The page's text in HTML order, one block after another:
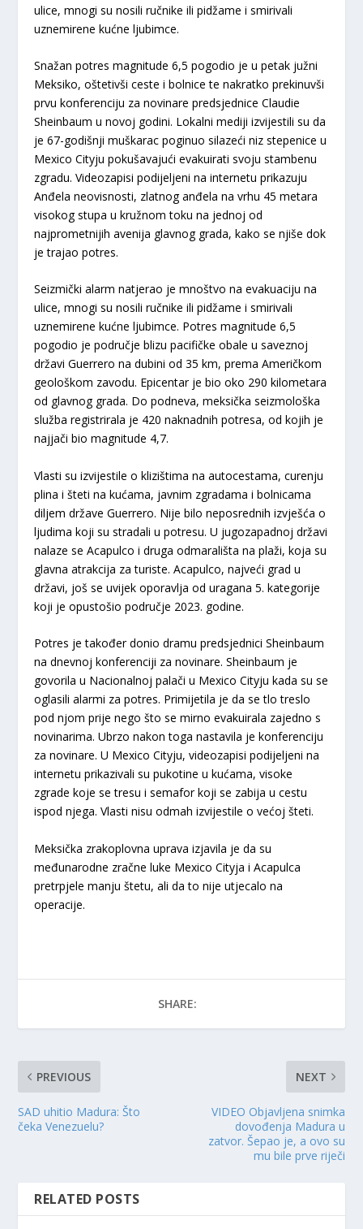
ulice, mnogi su nosili ručnike ili pidžame i smirivali
uznemirene kućne ljubimce.
Snažan potres magnitude 6,5 pogodio je u petak južni
Meksiko, oštetivši ceste i bolnice te nakratko prekinuvši
prvu konferenciju za novinare predsjednice Claudie
Sheinbaum u novoj godini. Lokalni mediji izvijestili su da
je 67-godišnji muškarac poginuo silazeći niz stepenice u
Mexico Cityju pokušavajući evakuirati svoju stambenu
zgradu. Videozapisi podijeljeni na internetu prikazuju
Anđela neovisnosti, zlatnog anđela na vrhu 45 metara
visokog stupa u kružnom toku na jednoj od
najprometnijih avenija glavnog grada, kako se njiše dok
je trajao potres.
Seizmički alarm natjerao je mnoštvo na evakuaciju na
ulice, mnogi su nosili ručnike ili pidžame i smirivali
uznemirene kućne ljubimce. Potres magnitude 6,5
pogodio je područje blizu pacifičke obale u saveznoj
državi Guerrero na dubini od 35 km, prema Američkom
geološkom zavodu. Epicentar je bio oko 290 kilometara
od glavnog grada. Do podneva, meksička seizmološka
služba registrirala je 420 naknadnih potresa, od kojih je
najjači bio magnitude 4,7.
Vlasti su izvijestile o klizištima na autocestama, curenju
plina i šteti na kućama, javnim zgradama i bolnicama
diljem države Guerrero. Nije bilo neposrednih izvješća o
ljudima koji su stradali u potresu. U jugozapadnoj državi
nalaze se Acapulco i druga odmarališta na plaži, koja su
glavna atrakcija za turiste. Acapulco, najveći grad u
državi, još se uvijek oporavlja od uragana 5. kategorije
koji je opustošio područje 2023. godine.
Potres je također donio dramu predsjednici Sheinbaum
na dnevnoj konferenciji za novinare. Sheinbaum je
govorila u Nacionalnoj palači u Mexico Cityju kada su se
oglasili alarmi za potres. Primijetila je da se tlo treslo
pod njom prije nego što se mirno evakuirala zajedno s
novinarima. Ubrzo nakon toga nastavila je konferenciju
za novinare. U Mexico Cityju, videozapisi podijeljeni na
internetu prikazivali su pukotine u kućama, visoke
zgrade koje se tresu i semafor koji se zabija u cestu
ispod njega. Vlasti nisu odmah izvijestile o većoj šteti.
Meksička zrakoplovna uprava izjavila je da su
međunarodne zračne luke Mexico Cityja i Acapulca
pretrpjele manju štetu, ali da to nije utjecalo na
operacije.
SHARE:
PREVIOUS
SAD uhitio Madura: Što
čeka Venezuelu?
NEXT
VIDEO Objavljena snimka
dovođenja Madura u
zatvor. Šepao je, a ovo su
mu bile prve riječi
RELATED POSTS